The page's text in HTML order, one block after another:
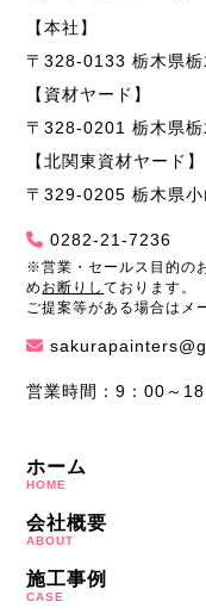
【本社】
〒328-0133 栃木県
【資材ヤード】
〒328-0201 栃木県
【北関東資材ヤード】
〒329-0205 栃木県
0282-21-7236
※営業・セールス目的の
め お断りしております。
ご提案等がある場合はメ
営業時間：9：00～
ホーム
HOME
会社概要
ABOUT
施工事例
CASE